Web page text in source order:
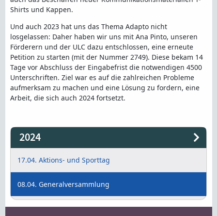
Shirts und Kappen.
Und auch 2023 hat uns das Thema Adapto nicht
losgelassen: Daher haben wir uns mit Ana Pinto, unseren
Förderern und der ULC dazu entschlossen, eine erneute
Petition zu starten (mit der Nummer 2749). Diese bekam 14
Tage vor Abschluss der Eingabefrist die notwendigen 4500
Unterschriften. Ziel war es auf die zahlreichen Probleme
aufmerksam zu machen und eine Lösung zu fordern, eine
Arbeit, die sich auch 2024 fortsetzt.
2024
17.04. Aktions- und Sporttag
08.04. Generalversammlung